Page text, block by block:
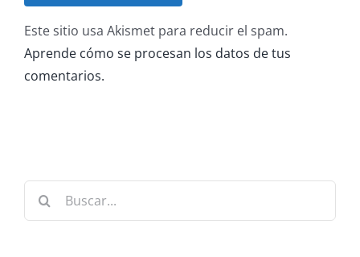
Este sitio usa Akismet para reducir el spam.
Aprende cómo se procesan los datos de tus
comentarios.
Buscar: